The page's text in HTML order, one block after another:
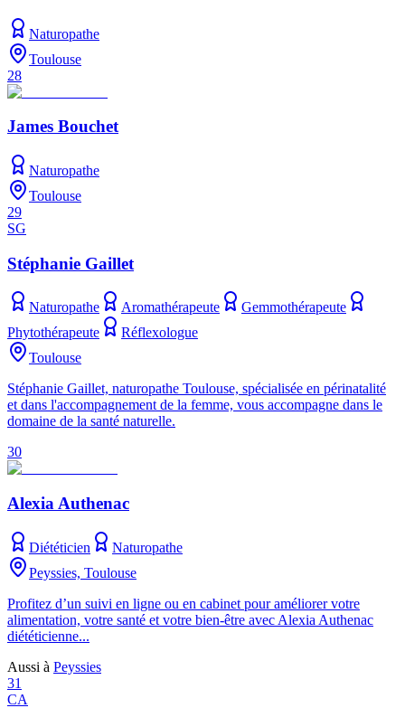
Naturopathe
Toulouse
28
James Bouchet
Naturopathe
Toulouse
29
SG
Stéphanie Gaillet
Naturopathe Aromathérapeute
Gemmothérapeute
Phytothérapeute
Réflexologue
Toulouse
Stéphanie Gaillet, naturopathe Toulouse, spécialisée en périnatalité
et dans l'accompagnement de la femme, vous accompagne dans le
domaine de la santé naturelle.
30
Alexia Authenac
Diététicien
Naturopathe
Peyssies, Toulouse
Profitez d’un suivi en ligne ou en cabinet pour améliorer votre
alimentation, votre santé et votre bien-être avec Alexia Authenac
diététicienne...
Aussi à Peyssies
31
CA